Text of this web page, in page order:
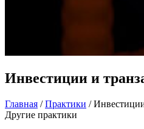
Инвестиции и
Главная /Практики /
Другие практики